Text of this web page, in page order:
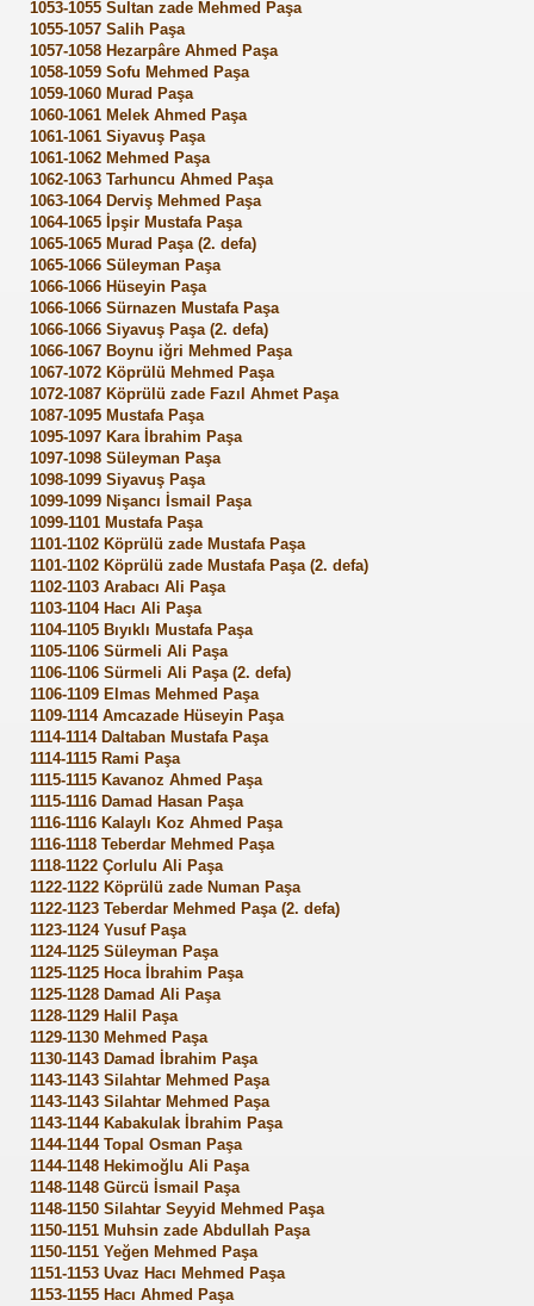
1053-1055 Sultan zade Mehmed Paşa
1055-1057 Salih Paşa
1057-1058 Hezarpâre Ahmed Paşa
1058-1059 Sofu Mehmed Paşa
1059-1060 Murad Paşa
1060-1061 Melek Ahmed Paşa
1061-1061 Siyavuş Paşa
1061-1062 Mehmed Paşa
1062-1063 Tarhuncu Ahmed Paşa
1063-1064 Derviş Mehmed Paşa
1064-1065 İpşir Mustafa Paşa
1065-1065 Murad Paşa (2. defa)
1065-1066 Süleyman Paşa
1066-1066 Hüseyin Paşa
1066-1066 Sürnazen Mustafa Paşa
1066-1066 Siyavuş Paşa (2. defa)
1066-1067 Boynu iğri Mehmed Paşa
1067-1072 Köprülü Mehmed Paşa
1072-1087 Köprülü zade Fazıl Ahmet Paşa
1087-1095 Mustafa Paşa
1095-1097 Kara İbrahim Paşa
1097-1098 Süleyman Paşa
1098-1099 Siyavuş Paşa
1099-1099 Nişancı İsmail Paşa
1099-1101 Mustafa Paşa
1101-1102 Köprülü zade Mustafa Paşa
1101-1102 Köprülü zade Mustafa Paşa (2. defa)
1102-1103 Arabacı Ali Paşa
1103-1104 Hacı Ali Paşa
1104-1105 Bıyıklı Mustafa Paşa
1105-1106 Sürmeli Ali Paşa
1106-1106 Sürmeli Ali Paşa (2. defa)
1106-1109 Elmas Mehmed Paşa
1109-1114 Amcazade Hüseyin Paşa
1114-1114 Daltaban Mustafa Paşa
1114-1115 Rami Paşa
1115-1115 Kavanoz Ahmed Paşa
1115-1116 Damad Hasan Paşa
1116-1116 Kalaylı Koz Ahmed Paşa
1116-1118 Teberdar Mehmed Paşa
1118-1122 Çorlulu Ali Paşa
1122-1122 Köprülü zade Numan Paşa
1122-1123 Teberdar Mehmed Paşa (2. defa)
1123-1124 Yusuf Paşa
1124-1125 Süleyman Paşa
1125-1125 Hoca İbrahim Paşa
1125-1128 Damad Ali Paşa
1128-1129 Halil Paşa
1129-1130 Mehmed Paşa
1130-1143 Damad İbrahim Paşa
1143-1143 Silahtar Mehmed Paşa
1143-1143 Silahtar Mehmed Paşa
1143-1144 Kabakulak İbrahim Paşa
1144-1144 Topal Osman Paşa
1144-1148 Hekimoğlu Ali Paşa
1148-1148 Gürcü İsmail Paşa
1148-1150 Silahtar Seyyid Mehmed Paşa
1150-1151 Muhsin zade Abdullah Paşa
1150-1151 Yeğen Mehmed Paşa
1151-1153 Uvaz Hacı Mehmed Paşa
1153-1155 Hacı Ahmed Paşa